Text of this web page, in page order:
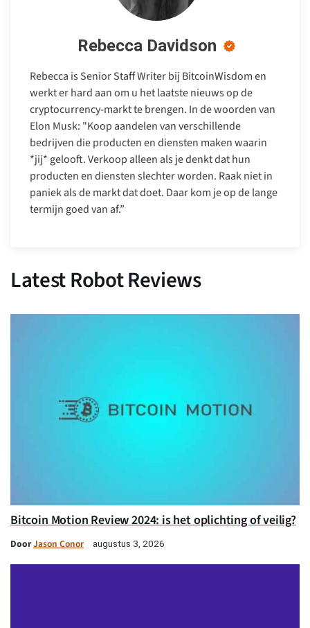
Rebecca Davidson
Rebecca is Senior Staff Writer bij BitcoinWisdom en
werkt er hard aan om u het laatste nieuws op de
cryptocurrency-markt te brengen. In de woorden van
Elon Musk: "Koop aandelen van verschillende
bedrijven die producten en diensten maken waarin
*jij* gelooft. Verkoop alleen als je denkt dat hun
producten en diensten slechter worden. Raak niet in
paniek als de markt dat doet. Daar kom je op de lange
termijn goed van af.”
Latest Robot Reviews
Bitcoin Motion Review 2024: is het oplichting of veilig?
DoorJason Conor augustus 3, 2026